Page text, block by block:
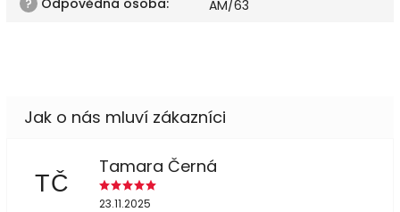
AM/63
TČ
Tamara Černá
23.11.2025